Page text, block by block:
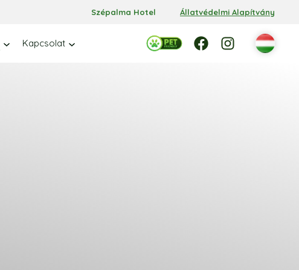
Szépalma Hotel Állatvédelmi Alapítvány
Kapcsolat
Facebook FacebookInstagram